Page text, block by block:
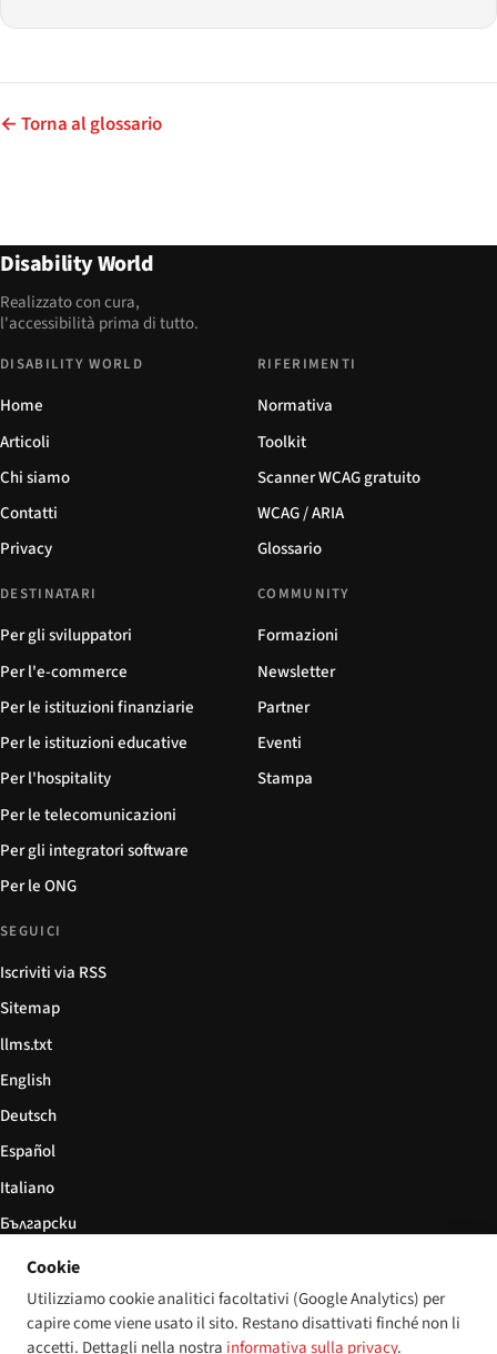
← Torna al glossario
Disability World
Realizzato con cura,
l'accessibilità prima di tutto.
DISABILITY WORLD
Home
Articoli
Chi siamo
Contatti
Privacy
RIFERIMENTI
Normativa
Toolkit
Scanner WCAG gratuito
WCAG / ARIA
Glossario
DESTINATARI
Per gli sviluppatori
Per l'e-commerce
Per le istituzioni finanziarie
Per le istituzioni educative
Per l'hospitality
Per le telecomunicazioni
Per gli integratori software
Per le ONG
COMMUNITY
Formazioni
Newsletter
Partner
Eventi
Stampa
SEGUICI
Iscriviti via RSS
Sitemap
llms.txt
English
Deutsch
Español
Italiano
Български
简体中文
Cookie
Utilizziamo cookie analitici facoltativi (Google Analytics) per
capire come viene usato il sito. Restano disattivati finché non li
accetti. Dettagli nella nostra informativa sulla privacy.